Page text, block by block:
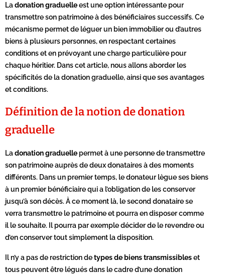
Ladonation graduelleest une option intéressante pour
transmettre son patrimoine à des bénéficiaires successifs. Ce
mécanisme permet de léguer un bien immobilier ou d’autres
biens à plusieurs personnes, en respectant certaines
conditions et en prévoyant une charge particulière pour
chaque héritier. Dans cet article, nous allons aborder les
spécificités de la donation graduelle, ainsi que ses avantages
et conditions.
Définition de la notion de donation
graduelle
Ladonation graduelle permet à une personne de transmettre
son patrimoine auprès de deux donataires à des moments
différents. Dans un premier temps, le donateur lègue ses biens
à un premier bénéficiaire qui a l’obligation de les conserver
jusqu’à son décès. À ce moment là, le second donataire se
verra transmettre le patrimoine et pourra en disposer comme
il le souhaite. Il pourra par exemple décider de le revendre ou
d’en conserver tout simplement la disposition.
Il n’y a pas de restriction detypes de biens transmissibleset
tous peuvent être légués dans le cadre d’une donation